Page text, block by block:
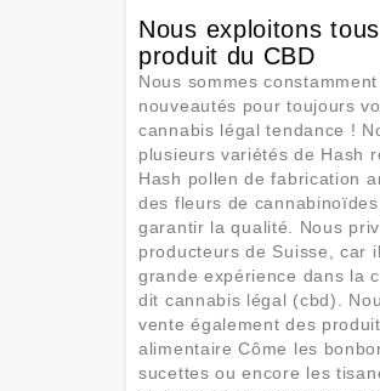
Nous exploitons
produit du CBD
Nous sommes
nouveautés pour toujours
cannabis légal tendance !
plusieurs variétés de Hash
Hash pollen de fabrication
des fleurs de
garantir la qualité. Nous
producteurs de Suisse, car
grande expérience dans la
dit cannabis légal (cbd).
vente également des
alimentaire Côme les
sucettes ou encore les